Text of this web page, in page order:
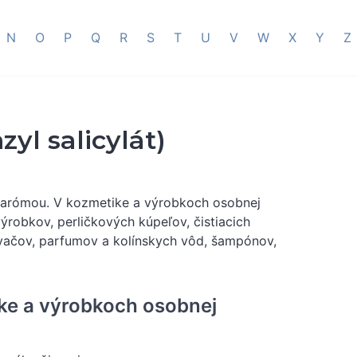
N O P Q R S T U V W X Y Z
salicylát)
V kozmetike a výrobkoch osobnej
perličkových kúpeľov, čistiacich
parfumov a kolínskych vôd, šampónov,
a výrobkoch osobnej